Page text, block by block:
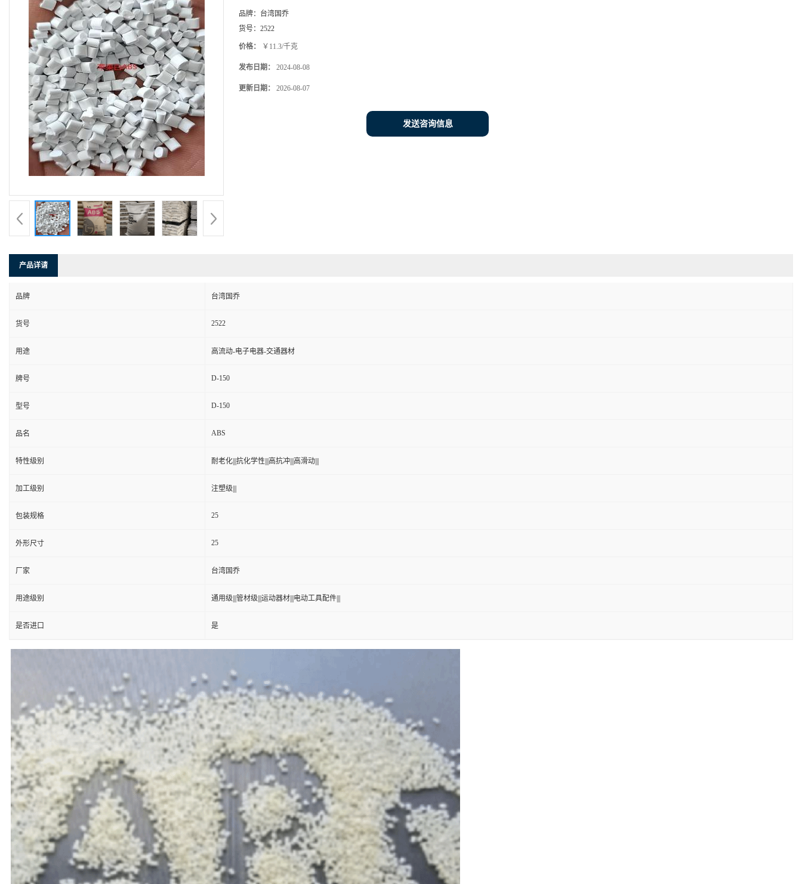
品牌： 台湾国乔
货号： 2522
价格： ￥11.3/千克
发布日期： 2024-08-08
更新日期： 2026-08-07
发送咨询信息
产品详请
品牌 台湾国乔
货号 2522
用途 高流动-电子电器-交通器材
牌号 D-150
型号 D-150
品名 ABS
特性级别 耐老化|||抗化学性|||高抗冲|||高滑动|||
加工级别 注塑级|||
包装规格 25
外形尺寸 25
厂家 台湾国乔
用途级别 通用级|||管材级|||运动器材|||电动工具配件|||
是否进口 是